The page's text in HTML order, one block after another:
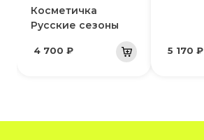
Косметичка
Русские сезоны
4 700 ₽ 5 170 ₽